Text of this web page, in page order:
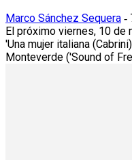
Marco Sánchez Sequera -
El próximo viernes, 10 de
'Una mujer italiana
Monteverde ('Sound of